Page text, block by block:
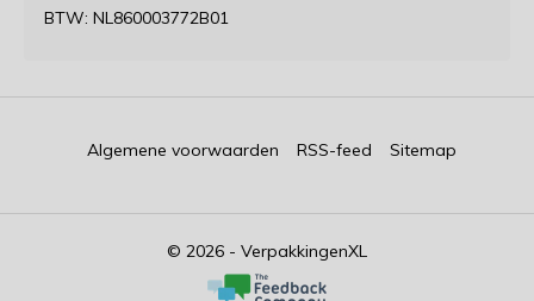
BTW: NL860003772B01
© 2026 - VerpakkingenXL
Algemene voorwaarden RSS-feed Sitemap